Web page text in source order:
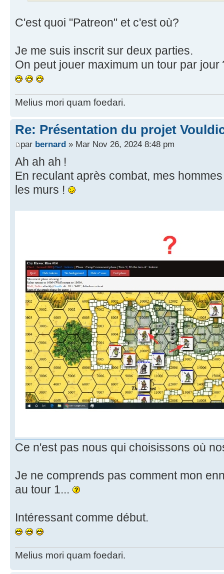
C'est quoi "Patreon" et c'est où?
Je me suis inscrit sur deux parties.
On peut jouer maximum un tour par
Melius mori quam foedari.
Re: Présentation du projet
par bernard » Mar Nov 26, 2024 8:48 pm
Ah ah ah !
En reculant après combat, mes
les murs !
Ce n'est pas nous qui choisissons où
Je ne comprends pas comment mon
au tour 1...
Intéressant comme début.
Melius mori quam foedari.